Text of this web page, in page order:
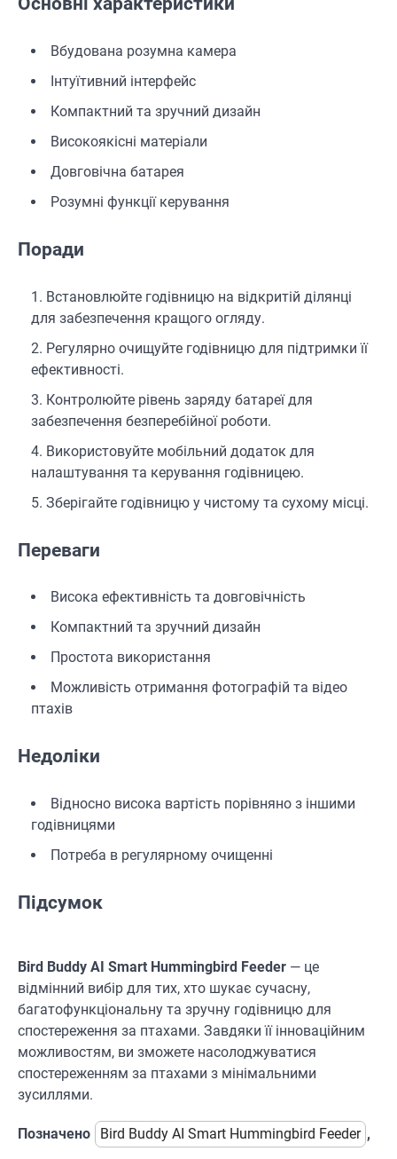
Вбудована розумна камера
Інтуїтивний інтерфейс
Компактний та зручний дизайн
Високоякісні матеріали
Довговічна батарея
Розумні функції керування
Поради
Встановлюйте годівницю на відкритій ділянці
для забезпечення кращого огляду.
Регулярно очищуйте годівницю для підтримки її
ефективності.
Контролюйте рівень заряду батареї для
забезпечення безперебійної роботи.
Використовуйте мобільний додаток для
налаштування та керування годівницею.
Зберігайте годівницю у чистому та сухому місці.
Переваги
Висока ефективність та довговічність
Компактний та зручний дизайн
Простота використання
Можливість отримання фотографій та відео
птахів
Недоліки
Відносно висока вартість порівняно з іншими
годівницями
Потреба в регулярному очищенні
Підсумок
Bird Buddy AI Smart Hummingbird Feeder — це
відмінний вибір для тих, хто шукає сучасну,
багатофункціональну та зручну годівницю для
спостереження за птахами. Завдяки її інноваційним
можливостям, ви зможете насолоджуватися
спостереженням за птахами з мінімальними
зусиллями.
Позначено Bird Buddy AI Smart Hummingbird Feeder ,